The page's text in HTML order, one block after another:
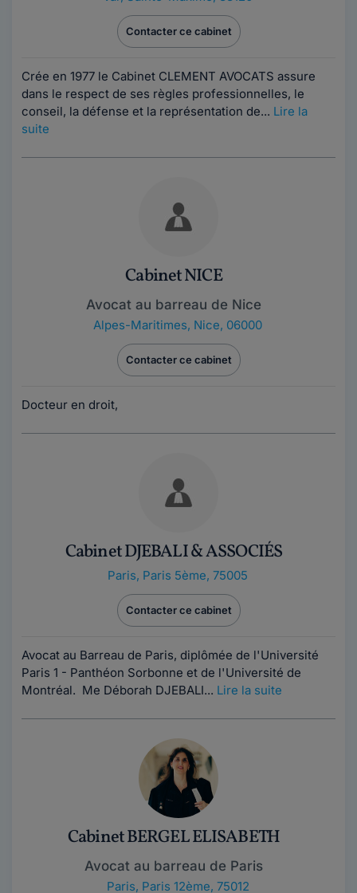
Contacter ce cabinet
Crée en 1977 le Cabinet CLEMENT AVOCATS assure
dans le respect de ses règles professionnelles, le
conseil, la défense et la représentation de... Lire la
suite
Cabinet NICE
Avocat au barreau de Nice
Alpes-Maritimes, Nice, 06000
Contacter ce cabinet
Docteur en droit,
Cabinet DJEBALI & ASSOCIÉS
Paris, Paris 5ème, 75005
Contacter ce cabinet
Avocat au Barreau de Paris, diplômée de l'Université
Paris 1 - Panthéon Sorbonne et de l'Université de
Montréal. Me Déborah DJEBALI... Lire la suite
Cabinet BERGEL ELISABETH
Avocat au barreau de Paris
Paris, Paris 12ème, 75012